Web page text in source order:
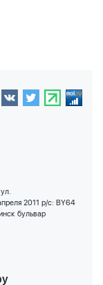
2011 р/с: BY64
бульвар